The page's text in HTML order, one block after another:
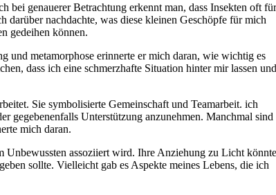
bei genauerer Betrachtung erkennt⁢ man, dass Insekten oft für
nachdachte, was​ diese​ kleinen Geschöpfe für mich
gedeihen können.
metamorphose erinnerte er mich daran, wie‍ wichtig es
dass ich⁤ eine schmerzhafte Situation​ hinter mir lassen und
⁣Sie symbolisierte​ Gemeinschaft und Teamarbeit. ich
gegebenenfalls Unterstützung​ anzunehmen. Manchmal sind
mich daran.
assoziiert wird. Ihre Anziehung⁣ zu Licht⁢ könnte
sollte. Vielleicht gab⁣ es Aspekte meines Lebens, die​ ich